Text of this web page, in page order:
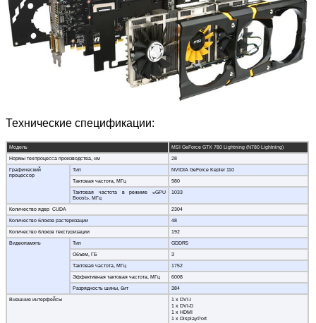
Технические спецификации:
Модель
MSI GeForce GTX 780 Lightning (N780 Lightning)
Нормы техпроцесса производства, нм
28
Графический
процессор
Тип
NVIDIA GeForce Kepler 110
Тактовая частота, МГц
980
Тактовая частота в режиме «GPU
Boost», МГц
1033
Количество ядер CUDA
2304
Количество блоков растеризации
48
Количество блоков текстуризации
192
Видеопамять
Тип
GDDR5
Объем, ГБ
3
Тактовая частота, МГц
1752
Эффективная тактовая частота, МГц
6008
Разрядность шины, бит
384
Внешние интерфейсы
1 х DVI-I
1 х DVI-D
1 x HDMI
1 x DisplayРort